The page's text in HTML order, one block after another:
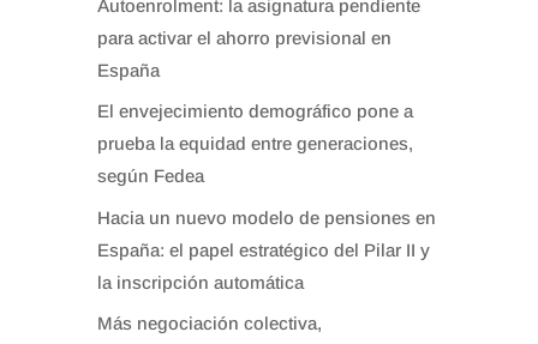
Autoenrolment: la asignatura pendiente
para activar el ahorro previsional en
España
El envejecimiento demográfico pone a
prueba la equidad entre generaciones,
según Fedea
Hacia un nuevo modelo de pensiones en
España: el papel estratégico del Pilar II y
la inscripción automática
Más negociación colectiva,